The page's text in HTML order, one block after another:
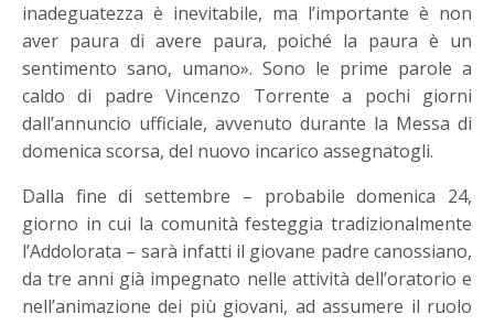
inadeguatezza è inevitabile, ma l’importante è non
aver paura di avere paura, poiché la paura è un
sentimento sano, umano». Sono le prime parole a
caldo di padre Vincenzo Torrente a pochi giorni
dall’annuncio ufficiale, avvenuto durante la Messa di
domenica scorsa, del nuovo incarico assegnatogli.
Dalla fine di settembre – probabile domenica 24,
giorno in cui la comunità festeggia tradizionalmente
l’Addolorata – sarà infatti il giovane padre canossiano,
da tre anni già impegnato nelle attività dell’oratorio e
nell’animazione dei più giovani, ad assumere il ruolo